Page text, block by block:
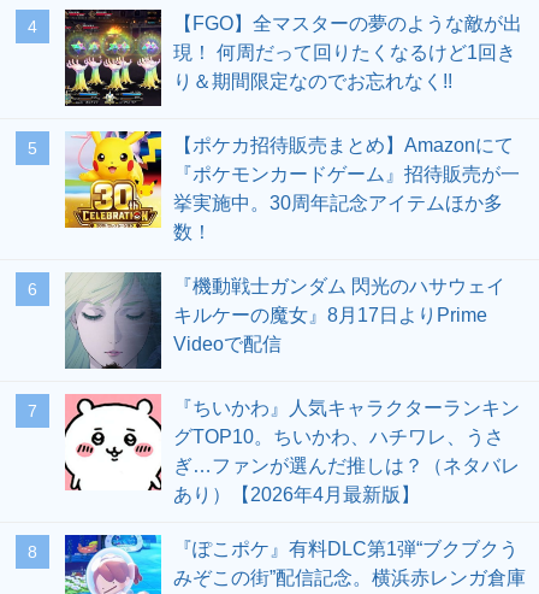
4
【FGO】全マスターの夢のような敵が出
現！ 何周だって回りたくなるけど1回き
り＆期間限定なのでお忘れなく!!
5
【ポケカ招待販売まとめ】Amazonにて
『ポケモンカードゲーム』招待販売が一
挙実施中。30周年記念アイテムほか多
数！
6
『機動戦士ガンダム 閃光のハサウェイ
キルケーの魔女』8月17日よりPrime
Videoで配信
7
『ちいかわ』人気キャラクターランキン
グTOP10。ちいかわ、ハチワレ、うさ
ぎ…ファンが選んだ推しは？（ネタバレ
あり）【2026年4月最新版】
8
『ぽこポケ』有料DLC第1弾“ブクブクう
みぞこの街”配信記念。横浜赤レンガ倉庫